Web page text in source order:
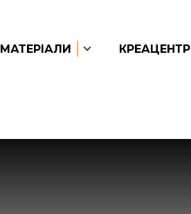
МАТЕРІАЛИ КРЕАЦЕНТР